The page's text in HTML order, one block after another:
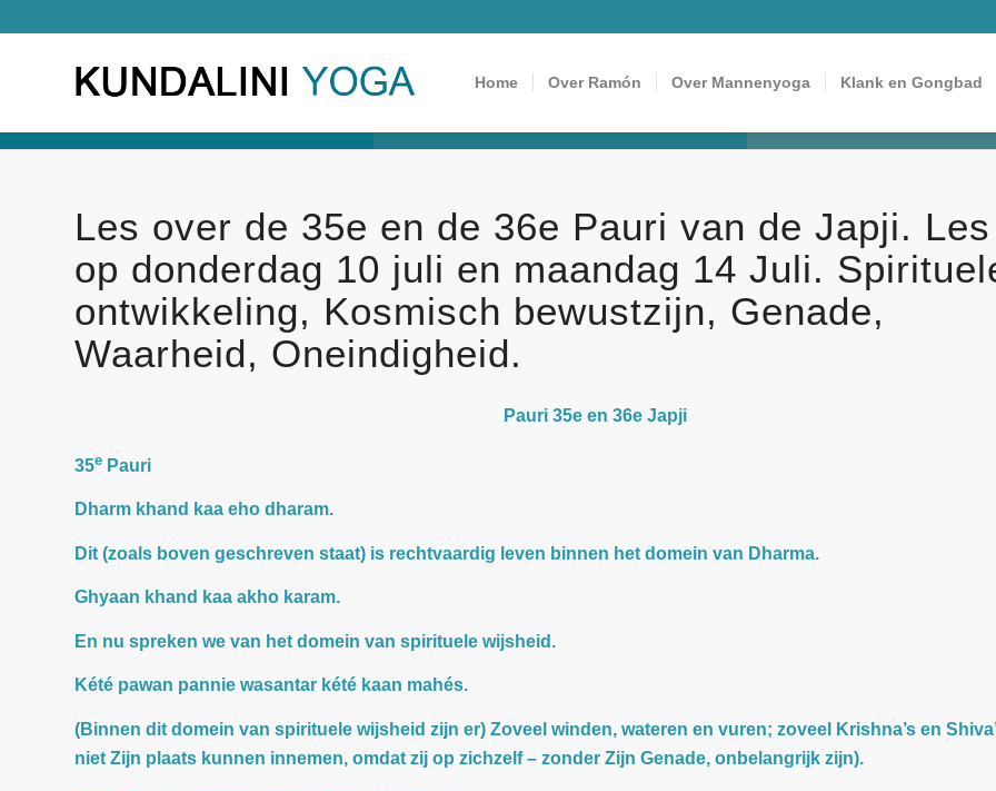
Home Over Ramón Over Mannenyoga Klank en Gongbad
Les over de 35e en de 36e Pauri van de Japji.
op donderdag 10 juli en maandag 14 Juli.
ontwikkeling, Kosmisch bewustzijn, Genade,
Waarheid, Oneindigheid.
Pauri 35e en 36e Japji
35e Pauri
Dharm khand kaa eho dharam.
Dit (zoals boven geschreven staat) is rechtvaardig leven binnen het domein van Dharma.
Ghyaan khand kaa akho karam.
En nu spreken we van het domein van spirituele wijsheid.
Kété pawan pannie wasantar kété kaan mahés.
(Binnen dit domein van spirituele wijsheid zijn er) Zoveel winden, wateren en vuren; zoveel Krishna’s en
niet Zijn plaats kunnen innemen, omdat zij op zichzelf – zonder Zijn Genade, onbelangrijk zijn).